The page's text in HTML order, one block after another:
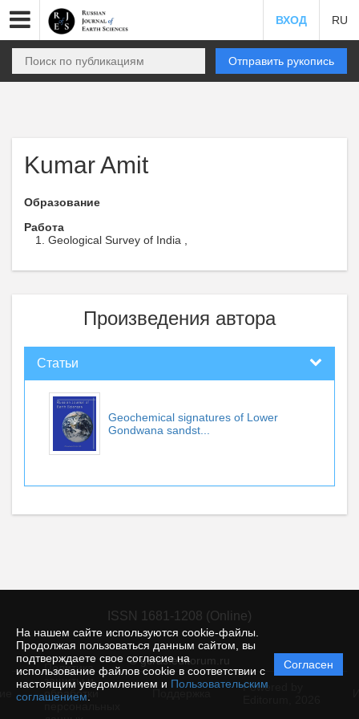
На нашем сайте используются cookie-файлы.
Продолжая пользоваться данным сайтом, вы
подтверждаете свое согласие на
использование файлов cookie в соответствии с
настоящим уведомлением и Пользовательским
соглашением
Согласен
ВХОД RU
Отправить рукопись
Kumar Amit
Образование
Работа
Geological Survey of India ,
Произведения автора
Статьи
Geochemical signatures of Lower
Gondwana sandst...
ISSN 1681-1208 (Online)
© gcras.editorum.ru
Политика
защиты и
обработки
Powered by